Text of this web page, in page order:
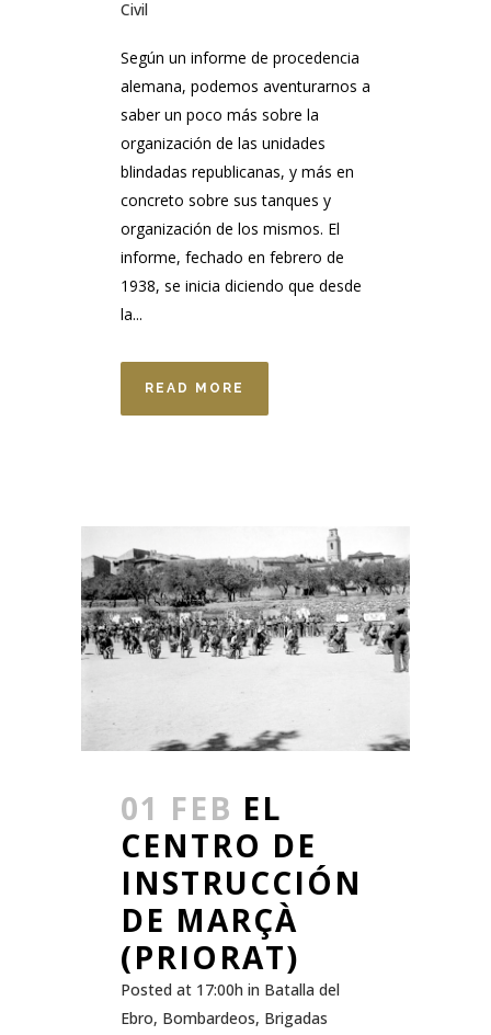
Civil
Según un informe de procedencia
alemana, podemos aventurarnos a
saber un poco más sobre la
organización de las unidades
blindadas republicanas, y más en
concreto sobre sus tanques y
organización de los mismos. El
informe, fechado en febrero de
1938, se inicia diciendo que desde
la...
READ MORE
01 FEB EL
CENTRO DE
INSTRUCCIÓN
DE MARÇÀ
(PRIORAT)
Posted at 17:00h in Batalla del
Ebro, Bombardeos, Brigadas